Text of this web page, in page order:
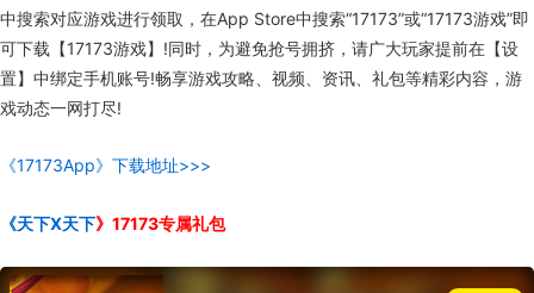
中搜索对应游戏进行领取，在App Store中搜索“17173”或“17173游戏”即
可下载【17173游戏】!同时，为避免抢号拥挤，请广大玩家提前在【设
置】中绑定手机账号!畅享游戏攻略、视频、资讯、礼包等精彩内容，游
戏动态一网打尽!
《17173App》下载地址>>>
《天下X天下》17173专属礼包